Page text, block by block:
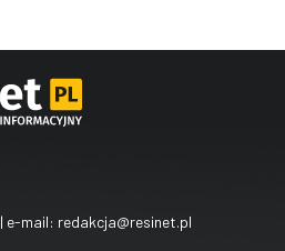
| e-mail: redakcja@resinet.pl